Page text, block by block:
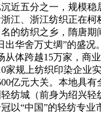
近五分之一，规模稳
江、浙江纺织正在柯
的纺织之乡，隋唐期
出华舍万丈绸”的盛况
从体跨越15万家，商
家规上纺织印染企业
亿元大关。本地具有
纺城（前身为绍兴轻
以“中国”的轻纺专业